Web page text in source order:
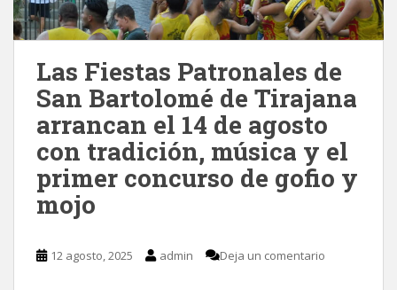
Las Fiestas Patronales de
San Bartolomé de Tirajana
arrancan el 14 de agosto
con tradición, música y el
primer concurso de gofio y
mojo
12 agosto, 2025 admin Deja un comentario